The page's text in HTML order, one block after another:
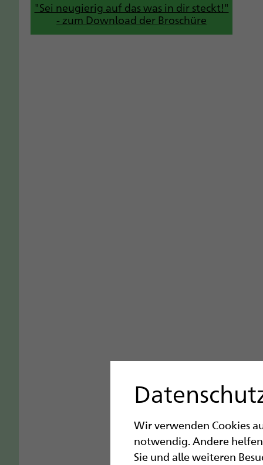
"Sei neugierig auf das was in dir steckt!"
- zum Download der Broschüre
Wir verwenden Cookies
notwendig. Andere
Sie und alle weiteren